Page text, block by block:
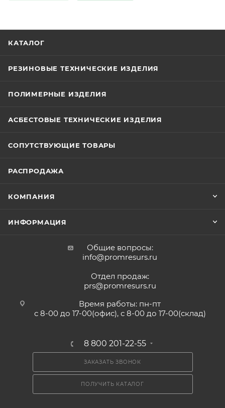
КАТАЛОГ
РЕЗИНОВЫЕ ТЕХНИЧЕСКИЕ ИЗДЕЛИЯ
ПОЛИМЕРНЫЕ ИЗДЕЛИЯ
АСБЕСТОВЫЕ ТЕХНИЧЕСКИЕ ИЗДЕЛИЯ
СОПУТСТВУЮЩИЕ ТОВАРЫ
РАСПРОДАЖА
КОМПАНИЯ
ИНФОРМАЦИЯ
Общие вопросы:
info@promresurs.ru
Отдел продаж:
prs@promresurs.ru
Время работы: пн-пт
с 8-00 до 17-00(офис), с 8-00 до 17-00(склад)
8 800 201-22-55
ЗАКАЗАТЬ ЗВОНОК
ПОЛУЧИТЬ КАТАЛОГ